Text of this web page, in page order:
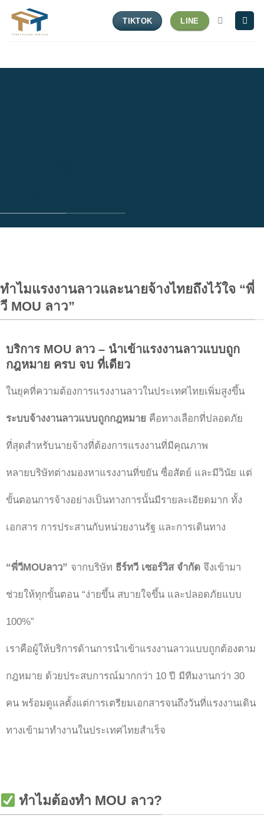
content
TIKTOK LINE
ทำไมแรงงานลาวและนายจ้างไทยถึงไว้ใจ “พี่
วี MOU ลาว”
บริการ MOU ลาว – นำเข้าแรงงานลาวแบบถูก
กฎหมาย ครบ จบ ที่เดียว
ในยุคที่ความต้องการแรงงานลาวในประเทศไทยเพิ่มสูงขึ้น
ระบบจ้างงานลาวแบบถูกกฎหมาย คือทางเลือกที่ปลอดภัย
ที่สุดสำหรับนายจ้างที่ต้องการแรงงานที่มีคุณภาพ
หลายบริษัทต่างมองหาแรงงานที่ขยัน ซื่อสัตย์ และมีวินัย แต่
ขั้นตอนการจ้างอย่างเป็นทางการนั้นมีรายละเอียดมาก ทั้ง
เอกสาร การประสานกับหน่วยงานรัฐ และการเดินทาง
“พี่วีMOUลาว” จากบริษัท ธีร์ทวี เซอร์วิส จำกัด จึงเข้ามา
ช่วยให้ทุกขั้นตอน “ง่ายขึ้น สบายใจขึ้น และปลอดภัยแบบ
100%”
เราคือผู้ให้บริการด้านการนำเข้าแรงงานลาวแบบถูกต้องตาม
กฎหมาย ด้วยประสบการณ์มากกว่า 10 ปี มีทีมงานกว่า 30
คน พร้อมดูแลตั้งแต่การเตรียมเอกสารจนถึงวันที่แรงงานเดิน
ทางเข้ามาทำงานในประเทศไทยสำเร็จ
ทำไมต้องทำ MOU ลาว?